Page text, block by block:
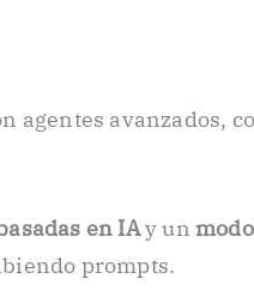
agentes avanzados,
en IAy un
prompts.